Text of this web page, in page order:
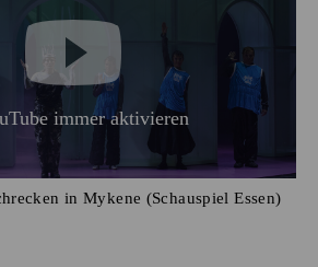
immer aktivieren
in Mykene (Schauspiel Essen)